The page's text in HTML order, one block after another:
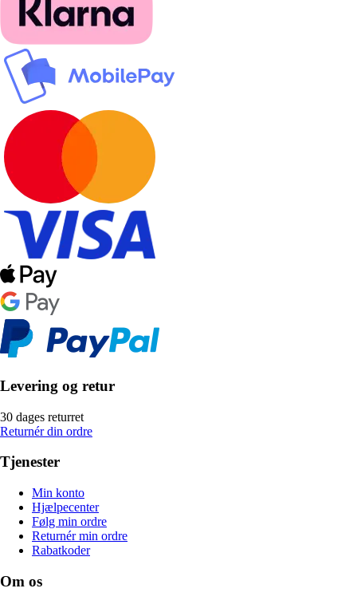
Levering og retur
30 dages returret
Returnér din ordre
Tjenester
Min konto
Hjælpecenter
Følg min ordre
Returnér min ordre
Rabatkoder
Om os